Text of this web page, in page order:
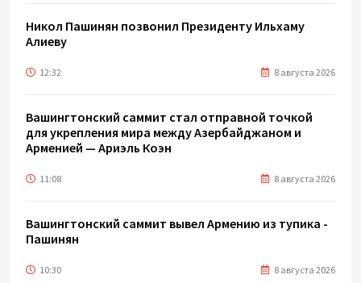
Никол Пашинян позвонил Президенту Ильхаму
Алиеву
12:32 8 августа 2026
Вашингтонский саммит стал отправной точкой
для укрепления мира между Азербайджаном и
Арменией — Ариэль Коэн
11:08 8 августа 2026
Вашингтонский саммит вывел Армению из тупика -
Пашинян
10:30 8 августа 2026